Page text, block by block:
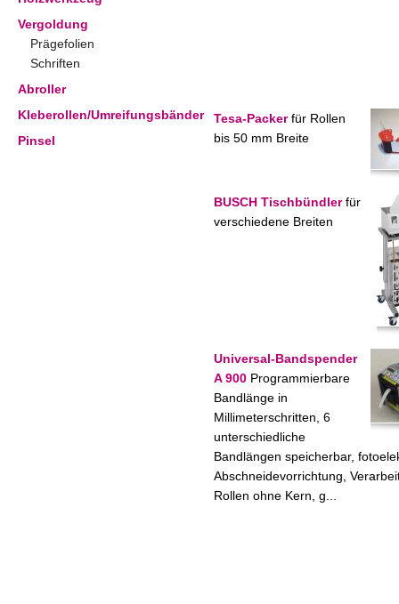
Vergoldung
Prägefolien
Schriften
Abroller
Kleberollen/Umreifungsbänder
Pinsel
Tesa-Packerfür Rollen
bis 50 mm Breite
BUSCH Tischbündlerfür
verschiedene Breiten
Universal-Bandspender
A 900 Programmierbare
Bandlänge in
Millimeterschritten, 6
unterschiedliche
Bandlängen speicherbar,
Abschneidevorrichtung,
Rollen ohne Kern, g...